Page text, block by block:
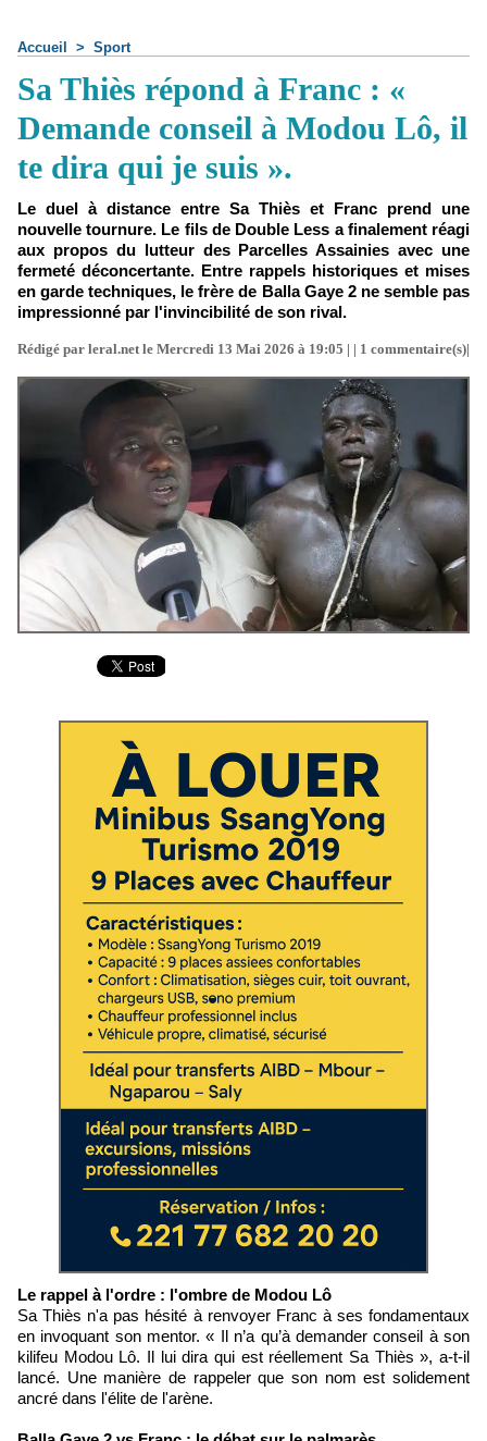
Accueil > Sport
Sa Thiès répond à Franc : «
Demande conseil à Modou Lô, il
te dira qui je suis ».
Le duel à distance entre Sa Thiès et Franc prend une
nouvelle tournure. Le fils de Double Less a finalement réagi
aux propos du lutteur des Parcelles Assainies avec une
fermeté déconcertante. Entre rappels historiques et mises
en garde techniques, le frère de Balla Gaye 2 ne semble pas
impressionné par l'invincibilité de son rival.
Rédigé par leral.net le Mercredi 13 Mai 2026 à 19:05 | | 1 commentaire(s)|
Le rappel à l'ordre : l'ombre de Modou Lô
Sa Thiès n'a pas hésité à renvoyer Franc à ses fondamentaux
en invoquant son mentor. « Il n’a qu’à demander conseil à son
kilifeu Modou Lô. Il lui dira qui est réellement Sa Thiès », a-t-il
lancé. Une manière de rappeler que son nom est solidement
ancré dans l'élite de l'arène.